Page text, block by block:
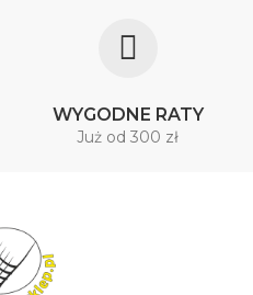
WYGODNE RATY
Już od 300 zł